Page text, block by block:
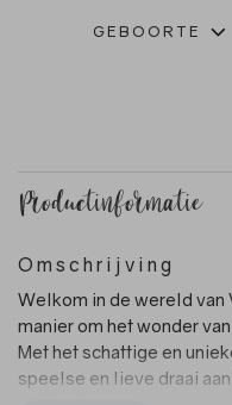
GEBOORTE
Productinformatie
Omschrijving
Welkom in de wereld
manier om het wonder
Met het schattige en
speelse en lieve draai